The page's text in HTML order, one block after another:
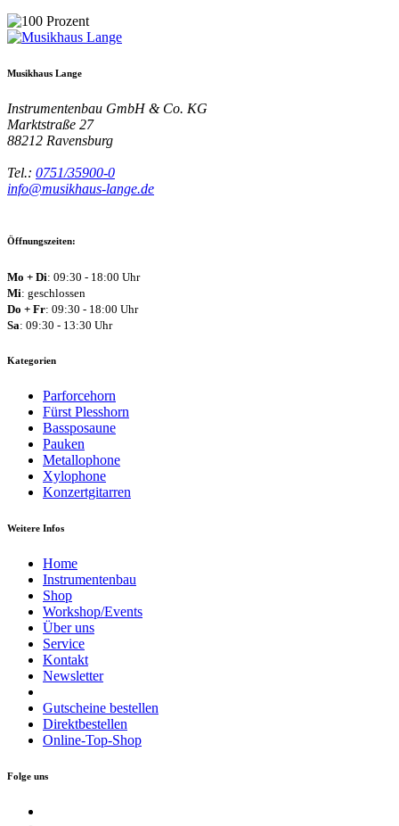
Musikhaus Lange
Instrumentenbau GmbH & Co. KG
Marktstraße 27
88212 Ravensburg
Tel.: 0751/35900-0
info@musikhaus-lange.de
Öffnungszeiten:
Mo + Di: 09:30 - 18:00 Uhr
Mi: geschlossen
Do + Fr: 09:30 - 18:00 Uhr
Sa: 09:30 - 13:30 Uhr
Kategorien
Parforcehorn
Fürst Plesshorn
Bassposaune
Pauken
Metallophone
Xylophone
Konzertgitarren
Weitere Infos
Home
Instrumentenbau
Shop
Workshop/Events
Über uns
Service
Kontakt
Newsletter
Gutscheine bestellen
Direktbestellen
Online-Top-Shop
Folge uns